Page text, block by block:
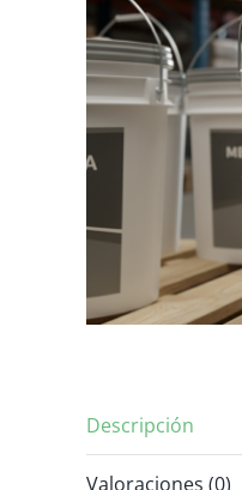
Descripción
Valoraciones (0)